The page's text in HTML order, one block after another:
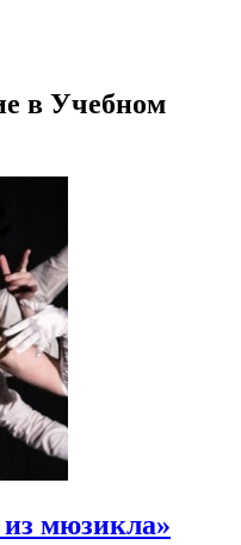
или комментарий,
знать тем, кто только
от посещения. Напишите
что запомнилось, что
Если вы ходили с
приличия.